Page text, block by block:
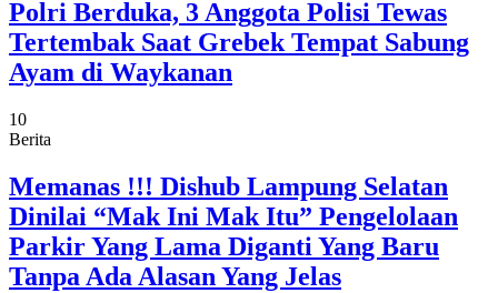
Polri Berduka, 3 Anggota Polisi Tewas
Tertembak Saat Grebek Tempat Sabung
Ayam di Waykanan
10
Berita
Memanas !!! Dishub Lampung Selatan
Dinilai “Mak Ini Mak Itu” Pengelolaan
Parkir Yang Lama Diganti Yang Baru
Tanpa Ada Alasan Yang Jelas